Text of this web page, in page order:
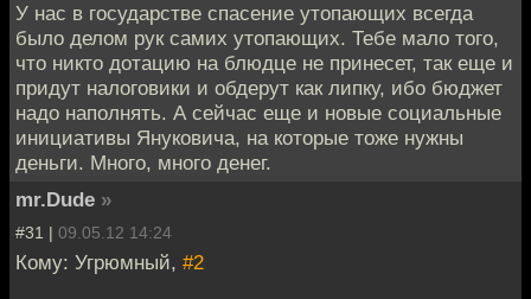
У нас в государстве спасение утопающих всегда
было делом рук самих утопающих. Тебе мало того,
что никто дотацию на блюдце не принесет, так еще и
придут налоговики и обдерут как липку, ибо бюджет
надо наполнять. А сейчас еще и новые социальные
инициативы Януковича, на которые тоже нужны
деньги. Много, много денег.
mr.Dude »
#31 | 09.05.12 14:24
Кому: Угрюмный, #2